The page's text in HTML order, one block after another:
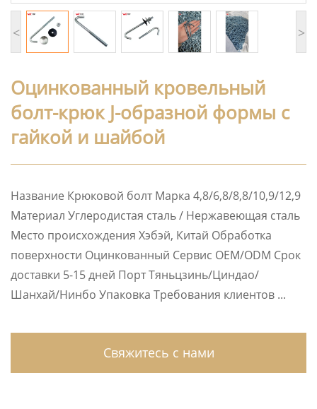
< >
Оцинкованный кровельный
болт-крюк J-образной формы с
гайкой и шайбой
Название Крюковой болт Марка 4,8/6,8/8,8/10,9/12,9
Материал Углеродистая сталь / Нержавеющая сталь
Место происхождения Хэбэй, Китай Обработка
поверхности Оцинкованный Сервис OEM/ODM Срок
доставки 5-15 дней Порт Тяньцзинь/Циндао/
Шанхай/Нинбо Упаковка Требования клиентов ...
Свяжитесь с нами